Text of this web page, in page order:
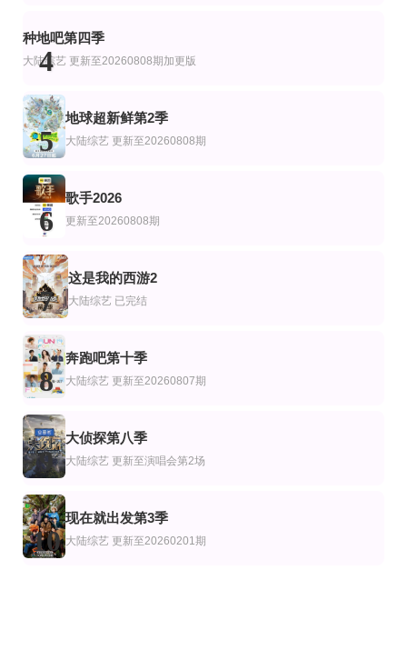
不止是篮球
生来为何
Ard Louis,David Malone
爱了！中国式现代化
食神·百厨大战
刘涛,高叶,潘玮柏,蔡昊,周晓燕
街头餐厅斗士
李连福,金浩允,金民成,郑镐泳,宋勋,洪锡天
密室大逃脱8大神版
大张伟,许凯,周笔畅,彭昱畅,张真源
4
种地吧第四季
大陆综艺 更新至20260808期加更版
5
地球超新鲜第2季
大陆综艺 更新至20260808期
6
歌手2026
更新至20260808期
7
这是我的西游2
大陆综艺 已完结
8
奔跑吧第十季
大陆综艺 更新至20260807期
9
大侦探第八季
大陆综艺 更新至演唱会第2场
10
现在就出发第3季
大陆综艺 更新至20260201期